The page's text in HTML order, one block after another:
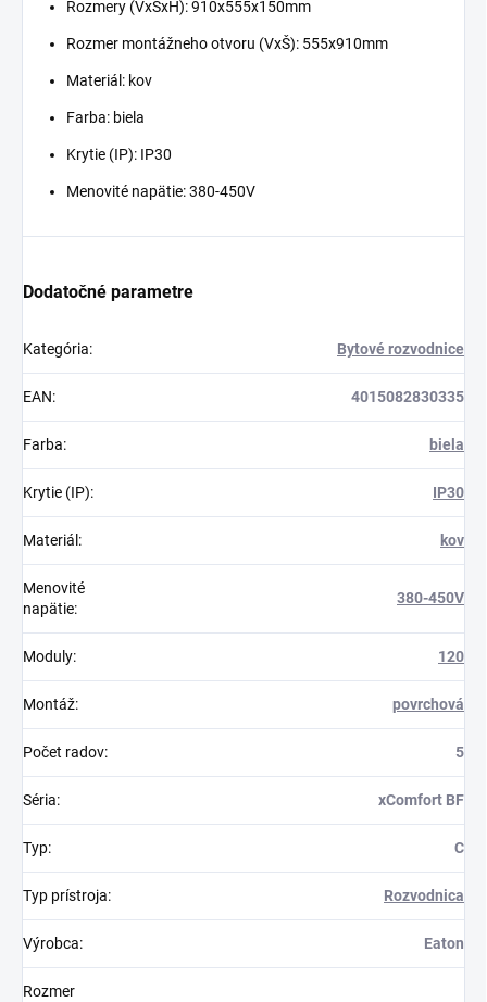
Rozmery (VxŠxH): 910x555x150mm
Rozmer montážneho otvoru (VxŠ): 555x910mm
Materiál: kov
Farba: biela
Krytie (IP): IP30
Menovité napätie: 380-450V
Dodatočné parametre
Kategória: Bytové rozvodnice
EAN: 4015082830335
Farba: biela
Krytie (IP): IP30
Materiál : kov
Menovité
napätie:
380-450V
Moduly: 120
Montáž: povrchová
Počet radov: 5
Séria: xComfort BF
Typ: C
Typ prístroja: Rozvodnica
Výrobca: Eaton
Rozmer